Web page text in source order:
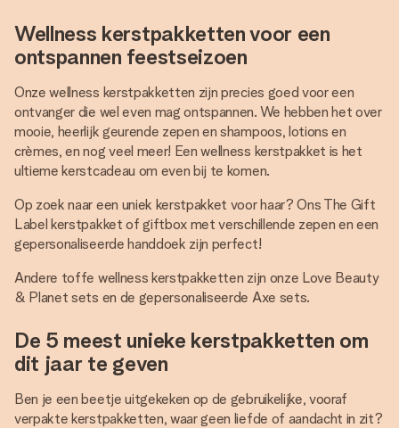
Wellness kerstpakketten voor een
ontspannen feestseizoen
Onze wellness kerstpakketten zijn precies goed voor een
ontvanger die wel even mag ontspannen. We hebben het over
mooie, heerlijk geurende zepen en shampoos, lotions en
crèmes, en nog veel meer! Een wellness kerstpakket is het
ultieme kerstcadeau om even bij te komen.
Op zoek naar een uniek kerstpakket voor haar? Ons The Gift
Label kerstpakket of giftbox met verschillende zepen en een
gepersonaliseerde handdoek zijn perfect!
Andere toffe wellness kerstpakketten zijn onze Love Beauty
& Planet sets en de gepersonaliseerde Axe sets.
De 5 meest unieke kerstpakketten om
dit jaar te geven
Ben je een beetje uitgekeken op de gebruikelijke, vooraf
verpakte kerstpakketten, waar geen liefde of aandacht in zit?